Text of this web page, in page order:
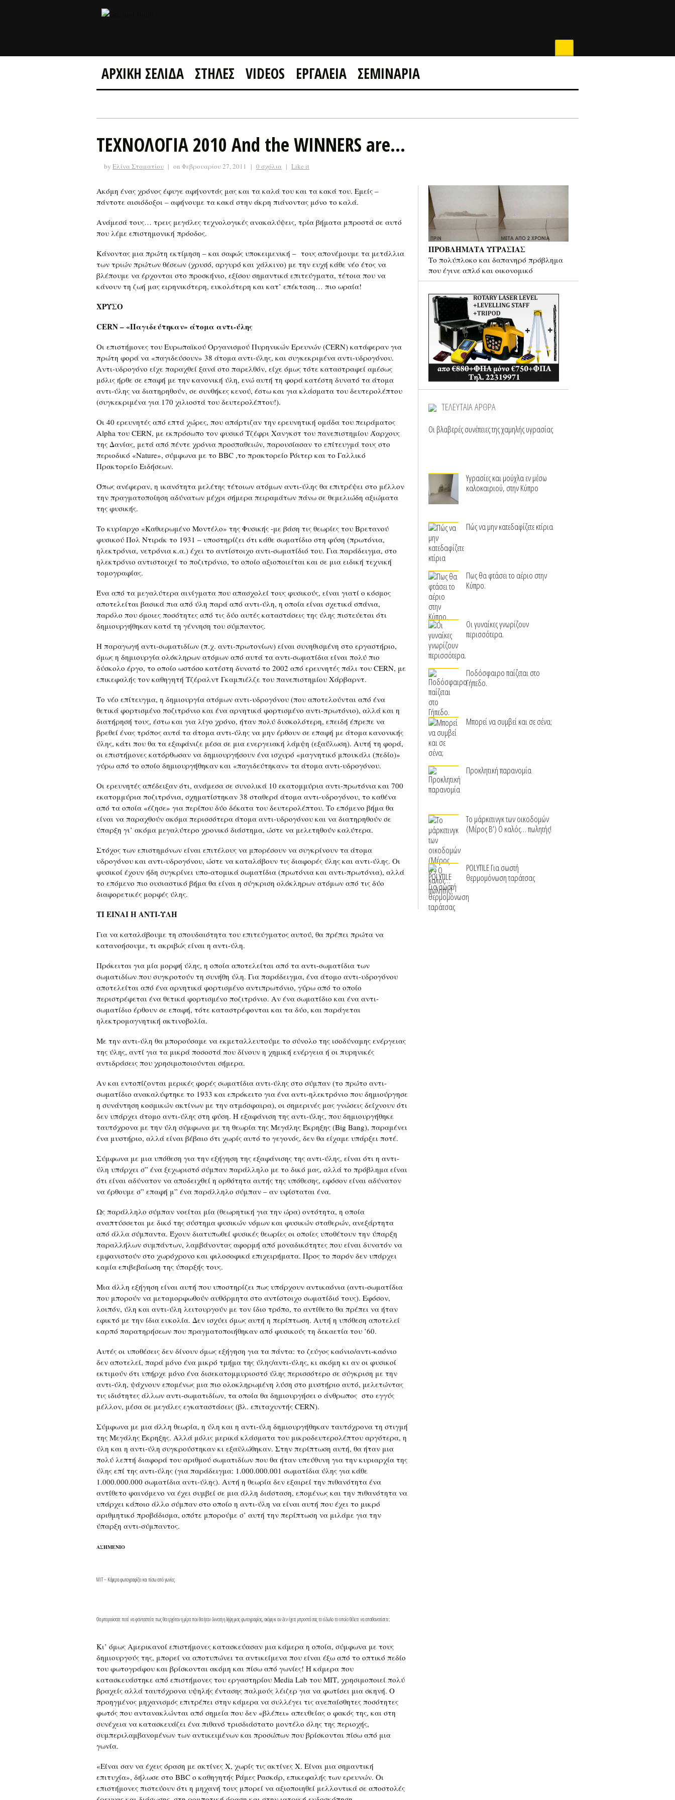
ΑΡΧΙΚΗ ΣΕΛΙΔΑ ΣΤΗΛΕΣ VIDEOS ΕΡΓΑΛΕΙΑ ΣΕΜΙΝΑΡΙΑ
ΤΕΧΝΟΛΟΓΙΑ 2010 And the WINNERS are…
by Ελίνα Σταματίου | on Φεβρουαρίου 27, 2011 | 0 σχόλια | Like it
Ακόμη ένας χρόνος έφυγε αφήνοντάς μας και τα καλά του και τα κακά του. Εμείς –
πάντοτε αισιόδοξοι – αφήνουμε τα κακά στην άκρη πιάνοντας μόνο το καλά.
Ανάμεσά τους… τρεις μεγάλες τεχνολογικές ανακαλύψεις, τρία βήματα μπροστά σε αυτό
που λέμε επιστημονική πρόοδος.
Κάνοντας μια πρώτη εκτίμηση – και σαφώς υποκειμενική – τους απονέμουμε τα μετάλλια
των τριών πρώτων θέσεων (χρυσό, αργυρό και χάλκινο) με την ευχή κάθε νέο έτος να
βλέπουμε να έρχονται στο προσκήνιο, εξίσου σημαντικά επιτεύγματα, τέτοια που να
κάνουν τη ζωή μας ειρηνικότερη, ευκολότερη και κατ’ επέκταση… πιο ωραία!
ΧΡΥΣΟ
CERN – «Παγιδεύτηκαν» άτομα αντι-ύλης
Οι επιστήμονες του Ευρωπαϊκού Οργανισμού Πυρηνικών Ερευνών (CERN) κατάφεραν για
πρώτη φορά να «παγιδεύσουν» 38 άτομα αντι-ύλης, και συγκεκριμένα αντι-υδρογόνου.
Αντι-υδρογόνο είχε παραχθεί ξανά στο παρελθόν, είχε όμως τότε καταστραφεί αμέσως
μόλις ήρθε σε επαφή με την κανονική ύλη, ενώ αυτή τη φορά κατέστη δυνατό τα άτομα
αντι-ύλης να διατηρηθούν, σε συνθήκες κενού, έστω και για κλάσματα του δευτερολέπτου
(συγκεκριμένα για 170 χιλιοστά του δευτερολέπτου!).
Οι 40 ερευνητές από επτά χώρες, που απάρτιζαν την ερευνητική ομάδα του πειράματος
Alpha του CERN, με εκπρόσωπο τον φυσικό Τζέφρι Χανγκστ του πανεπιστημίου Άαρχους
της Δανίας, μετά από πέντε χρόνια προσπαθειών, παρουσίασαν το επίτευγμά τους στο
περιοδικό «Nature», σύμφωνα με το BBC ,το πρακτορείο Ρόιτερ και το Γαλλικό
Πρακτορείο Ειδήσεων.
Όπως ανέφεραν, η ικανότητα μελέτης τέτοιων ατόμων αντι-ύλης θα επιτρέψει στο μέλλον
την πραγματοποίηση αδύνατων μέχρι σήμερα πειραμάτων πάνω σε θεμελιώδη αξιώματα
της φυσικής.
Το κυρίαρχο «Καθιερωμένο Μοντέλο» της Φυσικής -με βάση τις θεωρίες του Βρετανού
φυσικού Πολ Ντιράκ το 1931 – υποστηρίζει ότι κάθε σωματίδιο στη φύση (πρωτόνια,
ηλεκτρόνια, νετρόνια κ.α.) έχει το αντίστοιχο αντι-σωματίδιό του. Για παράδειγμα, στο
ηλεκτρόνιο αντιστοιχεί το ποζιτρόνιο, το οποίο αξιοποιείται και σε μια ειδική τεχνική
τομογραφίας.
Ένα από τα μεγαλύτερα αινίγματα που απασχολεί τους φυσικούς, είναι γιατί ο κόσμος
αποτελείται βασικά πια από ύλη παρά από αντι-ύλη, η οποία είναι σχετικά σπάνια,
παρόλο που όμοιες ποσότητες από τις δύο αυτές καταστάσεις της ύλης πιστεύεται ότι
δημιουργήθηκαν κατά τη γέννηση του σύμπαντος.
Η παραγωγή αντι-σωματιδίων (π.χ. αντι-πρωτονίων) είναι συνηθισμένη στο εργαστήριο,
όμως η δημιουργία ολόκληρων ατόμων από αυτά τα αντι-σωματίδια είναι πολύ πιο
δύσκολο έργο, το οποίο ωστόσο κατέστη δυνατό το 2002 από ερευνητές πάλι του CERN, με
επικεφαλής τον καθηγητή Τζέραλντ Γκαμπιέλζε του πανεπιστημίου Χάρβαρντ.
Το νέο επίτευγμα, η δημιουργία ατόμων αντι-υδρογόνου (που αποτελούνται από ένα
θετικά φορτισμένο ποζιτρόνιο και ένα αρνητικά φορτισμένο αντι-πρωτόνιο), αλλά και η
διατήρησή τους, έστω και για λίγο χρόνο, ήταν πολύ δυσκολότερη, επειδή έπρεπε να
βρεθεί ένας τρόπος αυτά τα άτομα αντι-ύλης να μην έρθουν σε επαφή με άτομα κανονικής
ύλης, κάτι που θα τα εξαφάνιζε μέσα σε μια ενεργειακή λάμψη (εξαΰλωση). Αυτή τη φορά,
οι επιστήμονες κατόρθωσαν να δημιουργήσουν ένα ισχυρό «μαγνητικό μπουκάλι (πεδίο)»
γύρω από το οποίο δημιουργήθηκαν και «παγιδεύτηκαν» τα άτομα αντι-υδρογόνου.
Οι ερευνητές απέδειξαν ότι, ανάμεσα σε συνολικά 10 εκατομμύρια αντι-πρωτόνια και 700
εκατομμύρια ποζιτρόνια, σχηματίστηκαν 38 σταθερά άτομα αντι-υδρογόνου, το καθένα
από τα οποία «έζησε» για περίπου δύο δέκατα του δευτερολέπτου. Το επόμενο βήμα θα
είναι να παραχθούν ακόμα περισσότερα άτομα αντι-υδρογόνου και να διατηρηθούν σε
ύπαρξη γι’ ακόμα μεγαλύτερο χρονικό διάστημα, ώστε να μελετηθούν καλύτερα.
Στόχος των επιστημόνων είναι επιτέλους να μπορέσουν να συγκρίνουν τα άτομα
υδρογόνου και αντι-υδρογόνου, ώστε να καταλάβουν τις διαφορές ύλης και αντι-ύλης. Οι
φυσικοί έχουν ήδη συγκρίνει υπο-ατομικά σωματίδια (πρωτόνια και αντι-πρωτόνια), αλλά
το επόμενο πιο ουσιαστικό βήμα θα είναι η σύγκριση ολόκληρων ατόμων από τις δύο
διαφορετικές μορφές ύλης.
ΤΙ ΕΙΝΑΙ Η ΑΝΤΙ-ΥΛΗ
Για να καταλάβουμε τη σπουδαιότητα του επιτεύγματος αυτού, θα πρέπει πρώτα να
κατανοήσουμε, τι ακριβώς είναι η αντι-ύλη.
Πρόκειται για μία μορφή ύλης, η οποία αποτελείται από τα αντι-σωματίδια των
σωματιδίων που συγκροτούν τη συνήθη ύλη. Για παράδειγμα, ένα άτομο αντι-υδρογόνου
αποτελείται από ένα αρνητικά φορτισμένο αντιπρωτόνιο, γύρω από το οποίο
περιστρέφεται ένα θετικά φορτισμένο ποζιτρόνιο. Αν ένα σωματίδιο και ένα αντι-
σωματίδιο έρθουν σε επαφή, τότε καταστρέφονται και τα δύο, και παράγεται
ηλεκτρομαγνητική ακτινοβολία.
Με την αντι-ύλη θα μπορούσαμε να εκμεταλλευτούμε το σύνολο της ισοδύναμης ενέργειας
της ύλης, αντί για τα μικρά ποσοστά που δίνουν η χημική ενέργεια ή οι πυρηνικές
αντιδράσεις που χρησιμοποιούνται σήμερα.
Αν και εντοπίζονται μερικές φορές σωματίδια αντι-ύλης στο σύμπαν (το πρώτο αντι-
σωματίδιο ανακαλύφτηκε το 1933 και επρόκειτο για ένα αντι-ηλεκτρόνιο που δημιούργησε
η συνάντηση κοσμικών ακτίνων με την ατμόσφαιρα), οι σημερινές μας γνώσεις δείχνουν ότι
δεν υπάρχει άτομο αντι-ύλης στη φύση. Η εξαφάνιση της αντι-ύλης, που δημιουργήθηκε
ταυτόχρονα με την ύλη σύμφωνα με τη θεωρία της Μεγάλης Έκρηξης (Big Bang), παραμένει
ένα μυστήριο, αλλά είναι βέβαιο ότι χωρίς αυτό το γεγονός, δεν θα είχαμε υπάρξει ποτέ.
Σύμφωνα με μια υπόθεση για την εξήγηση της εξαφάνισης της αντι-ύλης, είναι ότι η αντι-
ύλη υπάρχει σ” ένα ξεχωριστό σύμπαν παράλληλο με το δικό μας, αλλά το πρόβλημα είναι
ότι είναι αδύνατον να αποδειχθεί η ορθότητα αυτής της υπόθεσης, εφόσον είναι αδύνατον
να έρθουμε σ” επαφή μ” ένα παράλληλο σύμπαν – αν υφίσταται ένα.
Ως παράλληλο σύμπαν νοείται μία (θεωρητική για την ώρα) οντότητα, η οποία
αναπτύσσεται με δικό της σύστημα φυσικών νόμων και φυσικών σταθερών, ανεξάρτητα
από άλλα σύμπαντα. Έχουν διατυπωθεί φυσικές θεωρίες οι οποίες υποθέτουν την ύπαρξη
παραλλήλων συμπάντων, λαμβάνοντας αφορμή από μοναδικότητες που είναι δυνατόν να
εμφανιστούν στο χωρόχρονο και φιλοσοφικά επιχειρήματα. Προς το παρόν δεν υπάρχει
καμία επιβεβαίωση της ύπαρξής τους.
Μια άλλη εξήγηση είναι αυτή που υποστηρίζει πως υπάρχουν αντικαόνια (αντι-σωματίδια
που μπορούν να μεταμορφωθούν αυθόρμητα στο αντίστοιχο σωματίδιό τους). Εφόσον,
λοιπόν, ύλη και αντι-ύλη λειτουργούν με τον ίδιο τρόπο, το αντίθετο θα πρέπει να ήταν
εφικτό με την ίδια ευκολία. Δεν ισχύει όμως αυτή η περίπτωση. Αυτή η υπόθεση αποτελεί
καρπό παρατηρήσεων που πραγματοποιήθηκαν από φυσικούς τη δεκαετία του ’60.
Αυτές οι υποθέσεις δεν δίνουν όμως εξήγηση για τα πάντα: το ζεύγος καόνιο/αντι-καόνιο
δεν αποτελεί, παρά μόνο ένα μικρό τμήμα της ύλης/αντι-ύλης, κι ακόμη κι αν οι φυσικοί
εκτιμούν ότι υπήρχε μόνο ένα δισεκατομμυριοστό ύλης περισσότερο σε σύγκριση με την
αντι-ύλη, ψάχνουν επομένως μια πιο ολοκληρωμένη λύση στο μυστήριο αυτό, μελετώντας
τις ιδιότητες άλλων αντι-σωματιδίων, τα οποία θα δημιουργήσει ο άνθρωπος στο εγγύς
μέλλον, μέσα σε μεγάλες εγκαταστάσεις (βλ. επιταχυντής CERN).
Σύμφωνα με μια άλλη θεωρία, η ύλη και η αντι-ύλη δημιουργήθηκαν ταυτόχρονα τη στιγμή
της Μεγάλης Έκρηξης. Αλλά μόλις μερικά κλάσματα του μικροδευτερολέπτου αργότερα, η
ύλη και η αντι-ύλη συγκρούστηκαν κι εξαϋλώθηκαν. Στην περίπτωση αυτή, θα ήταν μια
πολύ λεπτή διαφορά του αριθμού σωματιδίων που θα ήταν υπεύθυνη για την κυριαρχία της
ύλης επί της αντι-ύλης (για παράδειγμα: 1.000.000.001 σωματίδια ύλης για κάθε
1.000.000.000 σωματίδια αντι-ύλης). Αυτή η θεωρία δεν εξαιρεί την πιθανότητα ένα
αντίθετο φαινόμενο να έχει συμβεί σε μια άλλη διάσταση, επομένως και την πιθανότητα να
υπάρχει κάποιο άλλο σύμπαν στο οποίο η αντι-ύλη να είναι αυτή που έχει το μικρό
αριθμητικό προβάδισμα, οπότε μπορούμε σ’ αυτή την περίπτωση να μιλάμε για την
ύπαρξη αντι-σύμπαντος.
ΑΣΗΜΕΝΙΟ
MIT – Κάμερα φωτογραφίζει και πίσω από γωνίες
Θα μπορούσατε ποτέ να φανταστείτε πως θα ερχόταν η μέρα που θα ήταν δυνατή η λήψη μιας φωτογραφίας, ακόμη κι αν δεν έχετε μπροστά σας το είδωλο το οποίο θέλετε να απαθανατίσετε;
Κι’ όμως Αμερικανοί επιστήμονες κατασκεύασαν μια κάμερα η οποία, σύμφωνα με τους
δημιουργούς της, μπορεί να αποτυπώνει τα αντικείμενα που είναι έξω από το οπτικό πεδίο
του φωτογράφου και βρίσκονται ακόμη και πίσω από γωνίες! Η κάμερα που
κατασκευάστηκε από επιστήμονες του εργαστηρίου Μedia Lab του ΜΙΤ, χρησιμοποιεί πολύ
βραχείς αλλά ταυτόχρονα υψηλής έντασης παλμούς λέιζερ για να φωτίσει μια σκηνή. Ο
προηγμένος μηχανισμός επιτρέπει στην κάμερα να συλλέγει τις ανεπαίσθητες ποσότητες
φωτός που αντανακλώνται από σημεία που δεν «βλέπει» απευθείας ο φακός της, και στη
συνέχεια να κατασκευάζει ένα πιθανό τρισδιάστατο μοντέλο όλης της περιοχής,
συμπεριλαμβανομένων των αντικειμένων και προσώπων που βρίσκονται πίσω από μια
γωνία.
«Είναι σαν να έχεις όραση με ακτίνες Χ, χωρίς τις ακτίνες Χ. Είναι μια σημαντική
επιτυχία», δήλωσε στο ΒΒC ο καθηγητής Ράμες Ρασκάρ, επικεφαλής των ερευνών. Οι
επιστήμονες πιστεύουν ότι η μηχανή τους μπορεί να αξιοποιηθεί μελλοντικά σε αποστολές
ΠΡΟΒΛΗΜΑΤΑ ΥΓΡΑΣΙΑΣ
Το πολύπλοκο και δαπανηρό πρόβλημα
που έγινε απλό και οικονομικό
ΤΕΛΕΥΤΑΙΑ ΑΡΘΡΑ
Οι βλαβερές συνέπειες της χαμηλής υγρασίας
Υγρασίες και μούχλα εν μέσω
καλοκαιριού, στην Κύπρο
Πώς να μην κατεδαφίζετε κτίρια
Πως θα φτάσει το αέριο στην
Κύπρο.
Οι γυναίκες γνωρίζουν
περισσότερα.
Ποδόσφαιρο παίζεται στο
Γήπεδο.
Μπορεί να συμβεί και σε σένα;
Προκλητική παρανομία
Το μάρκετινγκ των οικοδομών
(Μέρος Β’) Ο καλός… πωλητής!
POLYTILE Για σωστή
θερμομόνωση ταράτσας